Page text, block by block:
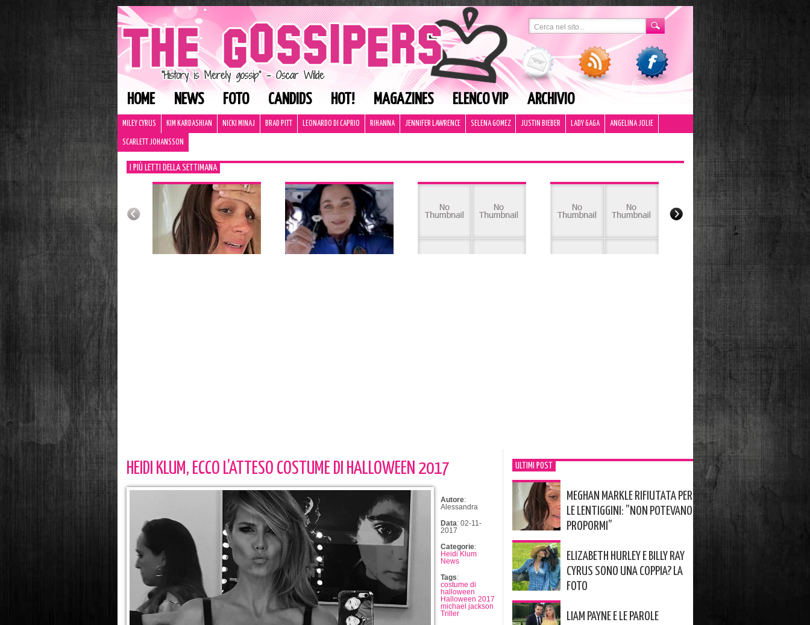
HOME NEWS FOTO CANDIDS HOT! MAGAZINES ELENCO VIP ARCHIVIO
MILEY CYRUS KIM KARDASHIAN NICKI MINAJ BRAD PITT LEONARDO DI CAPRIO RIHANNA JENNIFER LAWRENCE SELENA GOMEZ JUSTIN BIEBER LADY GAGA ANGELINA JOLIE
SCARLETT JOHANSSON
I PIÙ LETTI DELLA SETTIMANA
HEIDI KLUM, ECCO L’ATTESO COSTUME DI HALLOWEEN 2017
Autore:
Alessandra
Data: 02-11-
2017
Categorie:
Heidi Klum
News
Tags:
costume di
halloween
Halloween 2017
michael jackson
Triller
ULTIMI POST
MEGHAN MARKLE RIFIUTATA PER
LE LENTIGGINI: ”NON POTEVANO
PROPORMI”
ELIZABETH HURLEY E BILLY RAY
CYRUS SONO UNA COPPIA? LA
FOTO
LIAM PAYNE E LE PAROLE